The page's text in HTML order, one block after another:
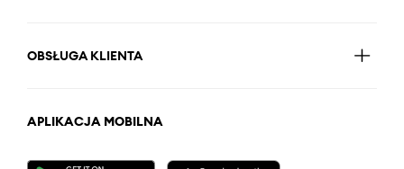
OBSŁUGA KLIENTA
APLIKACJA MOBILNA